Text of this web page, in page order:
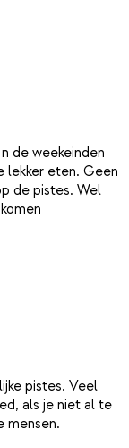
de weekeinden
lekker eten. Geen
de pistes. Wel
pistes. Veel
als je niet al te